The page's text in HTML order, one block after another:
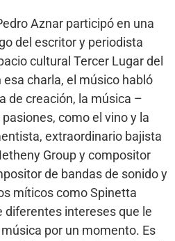
Aznar participó en una
del escritor y periodista
cultural Tercer Lugar del
esa charla, el músico habló
de creación, la música –
como el vino y la
extraordinario bajista
Group y compositor
de bandas de sonido y
míticos como Spinetta
diferentes intereses que le
por un momento. Es